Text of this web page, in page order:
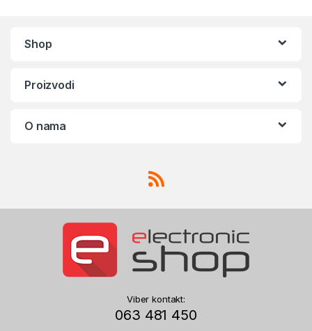
Shop
Proizvodi
O nama
Viber kontakt:
063 481 450